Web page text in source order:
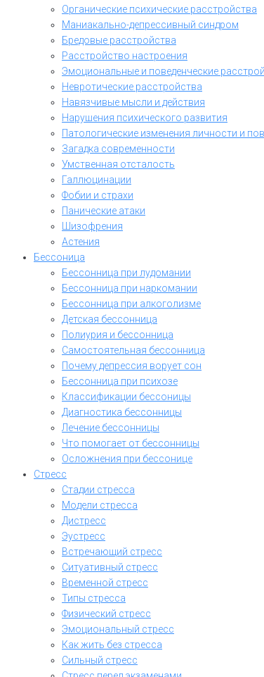
Органические психические расстройства
Маниакально-депрессивный синдром
Бредовые расстройства
Расстройство настроения
Эмоциональные и поведенческие
Невротические расстройства
Навязчивые мысли и действия
Нарушения психического развития
Патологические изменения личности и
Загадка современности
Умственная отсталость
Галлюцинации
Фобии и страхи
Панические атаки
Шизофрения
Астения
Бессоница
Бессонница при лудомании
Бессонница при наркомании
Бессонница при алкоголизме
Детская бессонница
Полиурия и бессонница
Самостоятельная бессонница
Почему депрессия ворует сон
Бессонница при психозе
Классификации бессоницы
Диагностика бессонницы
Лечение бессонницы
Что помогает от бессонницы
Осложнения при бессонице
Стресс
Стадии стресса
Модели стресса
Дистресс
Эустресс
Встречающий стресс
Ситуативный стресс
Временной стресс
Типы стресса
Физический стресс
Эмоциональный стресс
Как жить без стресса
Сильный стресс